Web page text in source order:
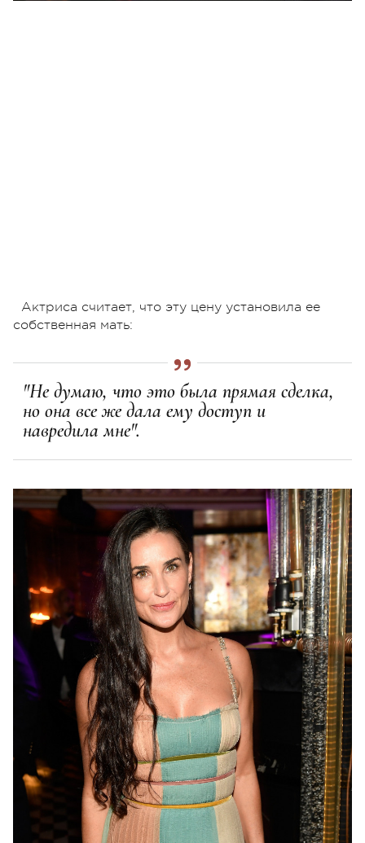
Актриса считает, что эту цену установила ее
собственная мать:
"Не думаю, что это была прямая сделка,
но она все же дала ему доступ и
навредила мне".